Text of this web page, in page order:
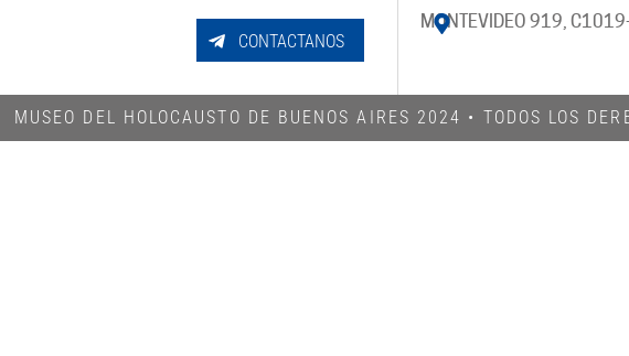
CONTACTANOS
MONTEVIDEO 919, C1019
MUSEO DEL HOLOCAUSTO DE BUENOS AIRES 2024​ • TODOS LOS